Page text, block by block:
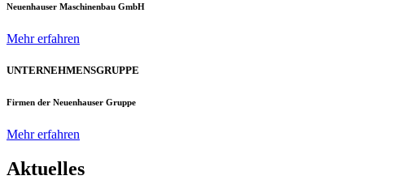
Neuenhauser Maschinenbau GmbH
Mehr erfahren
UNTERNEHMENSGRUPPE
Firmen der Neuenhauser Gruppe
Mehr erfahren
Aktuelles